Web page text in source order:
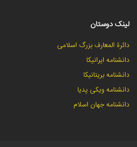
لینک دوستان
دائرة المعارف بزرگ اسلامی
دانشنامه ایرانیکا
دانشنامه بریتانیکا
دانشنامه ویکی پدیا
دانشنامه جهان اسلام